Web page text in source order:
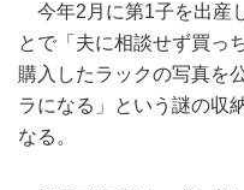
今年2月に第1子を出産
とで「夫に相談せず買っ
購入したラックの写真を
ラになる」という謎の収
なる。